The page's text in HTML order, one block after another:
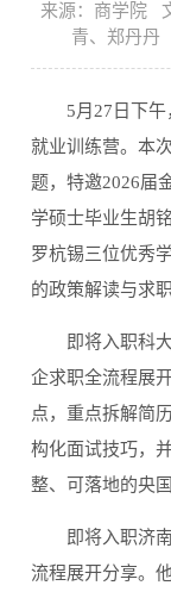
来源：商学院
青、郑丹
5月27日下
就业训练营。本
题，特邀2026届
学硕士毕业生胡
罗杭锡三位优秀
的政策解读与求
即将入职科
企求职全流程展
点，重点拆解简
构化面试技巧，
整、可落地的央
即将入职济
流程展开分享。